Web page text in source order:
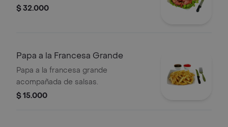
$ 32.000
Papa a la Francesa Grande
Papa a la francesa grande
acompañada de salsas.
$ 15.000